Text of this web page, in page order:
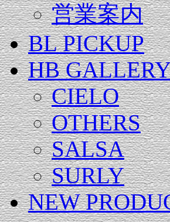
営業案内
BL PICKUP
HB
CIELO
OTHERS
SALSA
SURLY
NEW